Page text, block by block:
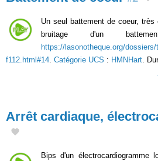
Un seul battement de coeur,
bruitage d'un
https://lasonotheque.org/
f112.html#14 Catégorie UCS : HMNHart .
Arrêt cardiaque,
Bips d'un électrocardiogramme